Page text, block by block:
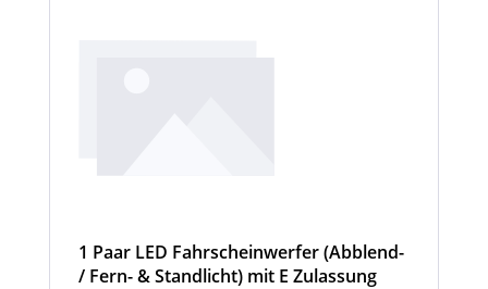
1 Paar LED Fahrscheinwerfer (Abblend-
/ Fern- & Standlicht) mit E Zulassung